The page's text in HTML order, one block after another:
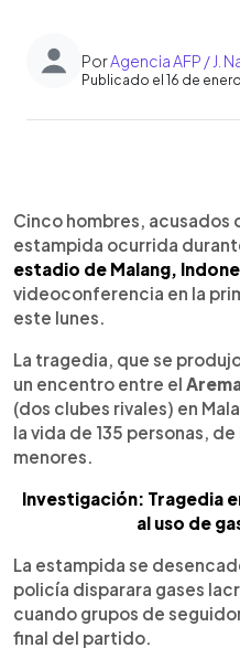
PorAgencia AFP / J.
Publicado el 16 de
► Escuchar artículo
Cinco hombres, acusados
estampida ocurrida
estadio de Malang,
videoconferencia en la
este lunes.
La tragedia, que se
un encentro entre el
(dos clubes rivales) en
la vida de 135 personas,
menores.
Investigación: Tragedia
al uso de
La estampida se
policía disparara gases
cuando grupos de
final del partido.